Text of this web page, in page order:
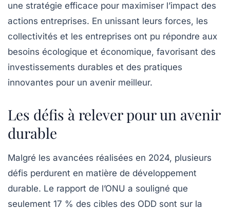
une stratégie efficace pour maximiser l’impact des
actions entreprises. En unissant leurs forces, les
collectivités et les entreprises ont pu répondre aux
besoins écologique et économique, favorisant des
investissements durables et des pratiques
innovantes pour un avenir meilleur.
Les défis à relever pour un avenir
durable
Malgré les avancées réalisées en 2024, plusieurs
défis perdurent en matière de développement
durable. Le rapport de l’ONU a souligné que
seulement 17 % des cibles des ODD sont sur la